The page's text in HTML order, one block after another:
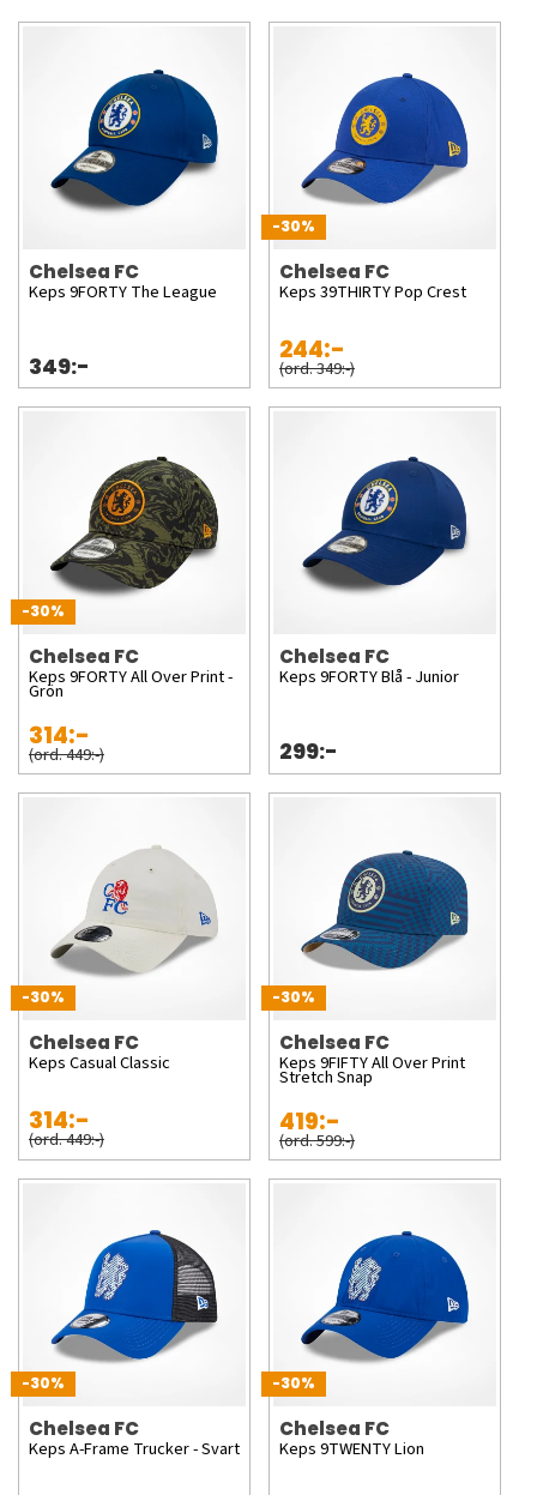
Chelsea FC
Keps 9FORTY The League
349:-
-30%
Chelsea FC
Keps 39THIRTY Pop Crest
244:-
(ord. 349:-)
-30%
Chelsea FC
Keps 9FORTY All Over Print -
Grön
314:-
(ord. 449:-)
Chelsea FC
Keps 9FORTY Blå - Junior
299:-
-30%
Chelsea FC
Keps Casual Classic
314:-
(ord. 449:-)
-30%
Chelsea FC
Keps 9FIFTY All Over Print
Stretch Snap
419:-
(ord. 599:-)
-30%
Chelsea FC
Keps A-Frame Trucker - Svart
-30%
Chelsea FC
Keps 9TWENTY Lion